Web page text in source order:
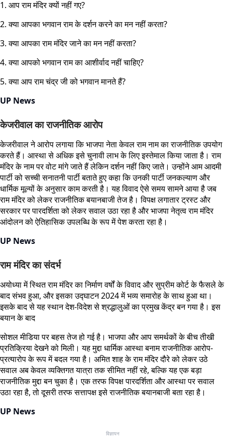
1. आप राम मंदिर क्यों नहीं गए?
2. क्या आपका भगवान राम के दर्शन करने का मन नहीं करता?
3. क्या आपका राम मंदिर जाने का मन नहीं करता?
4. क्या आपको भगवान राम का आशीर्वाद नहीं चाहिए?
5. क्या आप राम चंद्र जी को भगवान मानते हैं?
UP News
केजरीवाल का राजनीतिक आरोप
केजरीवाल ने आरोप लगाया कि भाजपा नेता केवल राम नाम का राजनीतिक उपयोग
करते हैं। आस्था से अधिक इसे चुनावी लाभ के लिए इस्तेमाल किया जाता है। राम
मंदिर के नाम पर वोट मांगे जाते हैं लेकिन दर्शन नहीं किए जाते। उन्होंने आम आदमी
पार्टी को सच्ची सनातनी पार्टी बताते हुए कहा कि उनकी पार्टी जनकल्याण और
धार्मिक मूल्यों के अनुसार काम करती है। यह विवाद ऐसे समय सामने आया है जब
राम मंदिर को लेकर राजनीतिक बयानबाजी तेज है। विपक्ष लगातार ट्रस्ट और
सरकार पर पारदर्शिता को लेकर सवाल उठा रहा है और भाजपा नेतृत्व राम मंदिर
आंदोलन को ऐतिहासिक उपलब्धि के रूप में पेश करता रहा है।
UP News
राम मंदिर का संदर्भ
अयोध्या में स्थित राम मंदिर का निर्माण वर्षों के विवाद और सुप्रीम कोर्ट के फैसले के
बाद संभव हुआ, और इसका उद्घाटन 2024 में भव्य समारोह के साथ हुआ था।
इसके बाद से यह स्थान देश-विदेश से श्रद्धालुओं का प्रमुख केंद्र बन गया है। इस
बयान के बाद
सोशल मीडिया पर बहस तेज हो गई है। भाजपा और आप समर्थकों के बीच तीखी
प्रतिक्रिया देखने को मिली। यह मुद्दा धार्मिक आस्था बनाम राजनीतिक आरोप-
प्रत्यारोप के रूप में बदल गया है। अमित शाह के राम मंदिर दौरे को लेकर उठे
सवाल अब केवल व्यक्तिगत यात्रा तक सीमित नहीं रहे, बल्कि यह एक बड़ा
राजनीतिक मुद्दा बन चुका है। एक तरफ विपक्ष पारदर्शिता और आस्था पर सवाल
उठा रहा है, तो दूसरी तरफ सत्तापक्ष इसे राजनीतिक बयानबाजी बता रहा है।
UP News
विज्ञापन